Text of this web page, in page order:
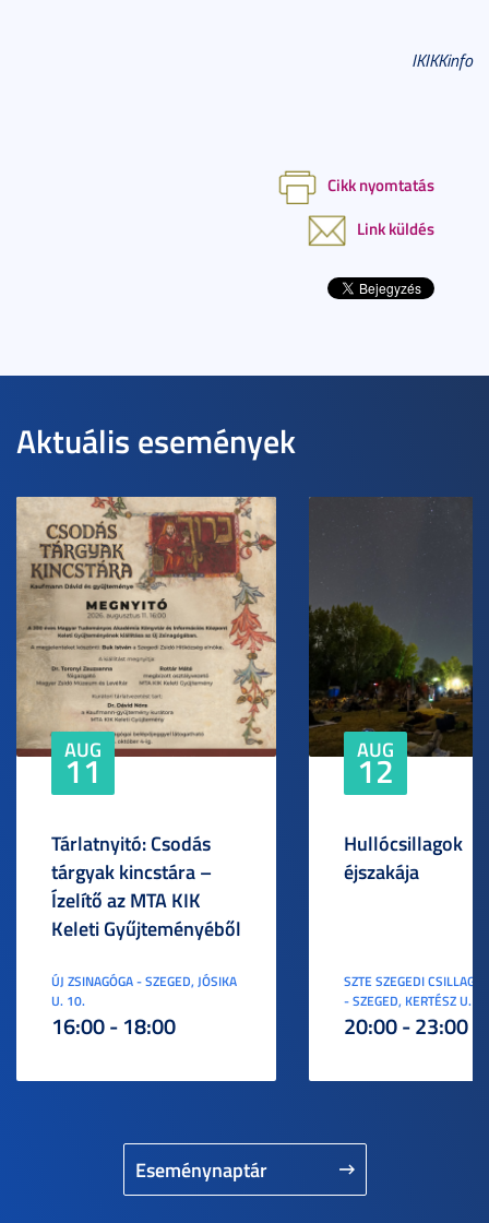
IKIKKinfo
Cikk nyomtatás
Link küldés
Aktuális események
Eseménynaptár
AUG
11
Tárlatnyitó: Csodás
tárgyak kincstára –
Ízelítő az MTA KIK
Keleti Gyűjteményéből
ÚJ ZSINAGÓGA - SZEGED, JÓSIKA
U. 10.
16:00 - 18:00
AUG
12
Hullócsillagok
éjszakája
SZTE SZEGEDI
- SZEGED, KERTÉSZ U. 3.
20:00 - 23:00